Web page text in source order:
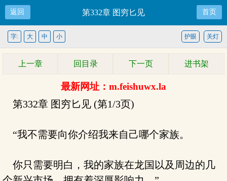
返回 第332章 图穷匕见 首页
关灯
护眼
字: 大 中 小
上一章 回目录 下一页 进书架
最新网址：m.feishuwx.la
第332章 图穷匕见 (第1/3页)
“我不需要向你介绍我来自己哪个家族。
你只需要明白，我的家族在龙国以及周边的几